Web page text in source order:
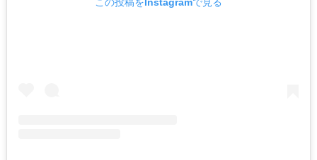
この投稿をInstagramで見る